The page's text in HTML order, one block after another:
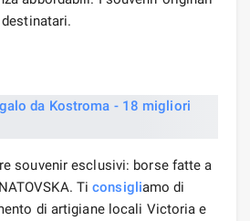
souvenir esclusivi: borse fatte a
Ticonsigliamo di
di artigiane locali Victoria e